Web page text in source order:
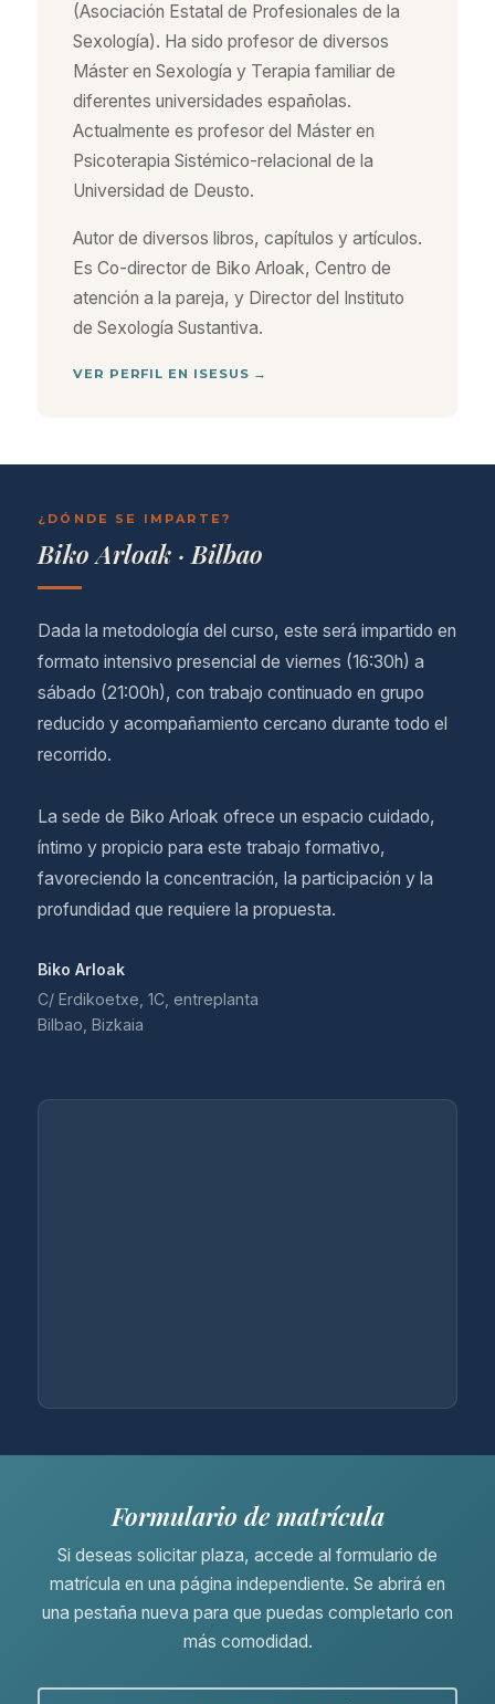
(Asociación Estatal de Profesionales de la
Sexología). Ha sido profesor de diversos
Máster en Sexología y Terapia familiar de
diferentes universidades españolas.
Actualmente es profesor del Máster en
Psicoterapia Sistémico-relacional de la
Universidad de Deusto.
Autor de diversos libros, capítulos y artículos.
Es Co-director de Biko Arloak, Centro de
atención a la pareja, y Director del Instituto
de Sexología Sustantiva.
VER PERFIL EN ISESUS →
¿DÓNDE SE IMPARTE?
Biko Arloak · Bilbao
Dada la metodología del curso, este será impartido en
formato intensivo presencial de viernes (16:30h) a
sábado (21:00h), con trabajo continuado en grupo
reducido y acompañamiento cercano durante todo el
recorrido.
La sede de Biko Arloak ofrece un espacio cuidado,
íntimo y propicio para este trabajo formativo,
favoreciendo la concentración, la participación y la
profundidad que requiere la propuesta.
Biko Arloak
C/ Erdikoetxe, 1C, entreplanta
Bilbao, Bizkaia
Formulario de matrícula
Si deseas solicitar plaza, accede al formulario de
matrícula en una página independiente. Se abrirá en
una pestaña nueva para que puedas completarlo con
más comodidad.